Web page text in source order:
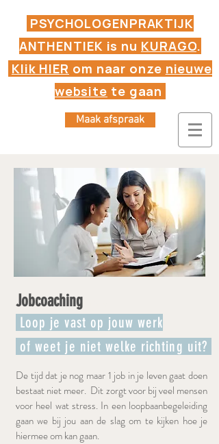
Maak afspraak
PSYCHOLOGENPRAKTIJK
ANTHENTIEK is nu KURAGO.
Klik HIER om naar onze nieuwe
website te gaan
Loop je vast op jouw werk
of weet je niet welke richting uit?
De tijd dat je nog maar 1 job in je leven gaat doen
bestaat niet meer. Dit zorgt voor bij veel mensen
voor heel wat stress. In een loopbaanbegeleiding
gaan we bij jou aan de slag om te kijken hoe je
hiermee om kan gaan.
Jobcoaching